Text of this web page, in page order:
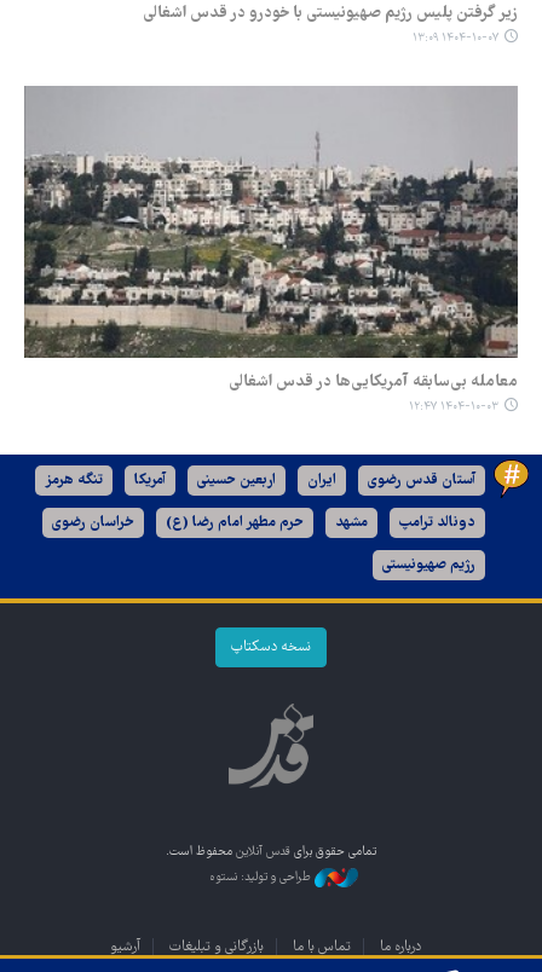
زیر گرفتن پلیس رژیم صهیونیستی با خودرو در قدس اشغالی
۱۴۰۴-۱۰-۰۷ ۱۳:۰۹
معامله بی‌سابقه آمریکایی‌ها در قدس اشغالی
۱۴۰۴-۱۰-۰۳ ۱۲:۴۷
آستان قدس رضوی ایران اربعین حسینی آمریکا تنگه هرمز
دونالد ترامپ مشهد حرم مطهر امام رضا (ع) خراسان رضوی
رژیم صهیونیستی
نسخه دسکتاپ
تمامی حقوق برای قدس آنلاین محفوظ است.
طراحی و تولید: نستوه
درباره ما تماس با ما بازرگانی و تبلیغات آرشیو